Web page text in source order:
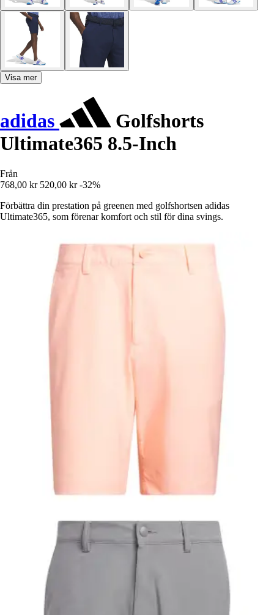
Visa mer
adidas
Golfshorts
Ultimate365 8.5-Inch
Från
768,00 kr 520,00 kr -32%
Förbättra din prestation på greenen med golfshortsen adidas
Ultimate365, som förenar komfort och stil för dina svings.